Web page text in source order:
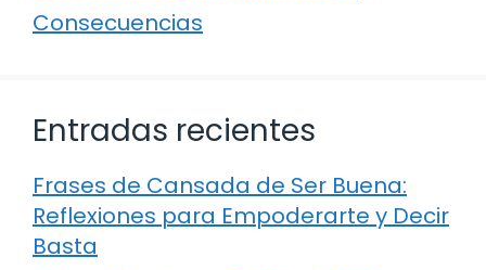
Consecuencias
Entradas recientes
Frases de Cansada de Ser Buena:
Reflexiones para Empoderarte y Decir
Basta